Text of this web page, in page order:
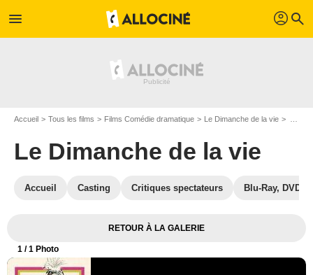
menu profil search
Accueil Tous les films Films Comédie dramatique Le Dimanche de la vie
Le Dimanche de la vie
Accueil Casting Critiques spectateurs Blu-Ray, DVD
RETOUR À LA GALERIE
1 / 1 Photo